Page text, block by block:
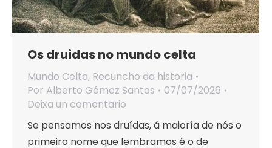
Os druidas no mundo celta
Mundo Celta, Recuncho da historia
Por Alberto Gómez Santos
07/07/2026
Deixa un comentario
Se pensamos nos druídas, á maioría de nós o
primeiro nome que lembramos é o de